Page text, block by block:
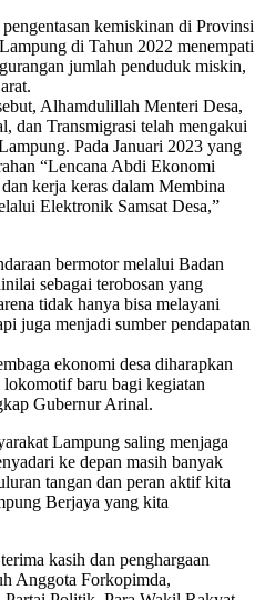
kemiskinan di Provinsi
di Tahun 2022 menempati
jumlah penduduk miskin,
Alhamdulillah Menteri Desa,
dan Transmigrasi telah mengakui
Pada Januari 2023 yang
“Lencana Abdi Ekonomi
kerja keras dalam Membina
Elektronik Samsat Desa,”
bermotor melalui Badan
sebagai terobosan yang
tidak hanya bisa melayani
juga menjadi sumber pendapatan
ekonomi desa diharapkan
lokomotif baru bagi kegiatan
Gubernur Arinal.
Lampung saling menjaga
ke depan masih banyak
tangan dan peran aktif kita
Berjaya yang kita
kasih dan penghargaan
Anggota Forkopimda,